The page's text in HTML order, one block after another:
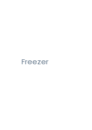
Freezer